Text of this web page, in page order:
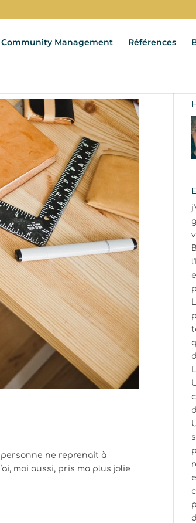
Community Management Références
personne ne reprenait à
moi aussi, pris ma plus jolie